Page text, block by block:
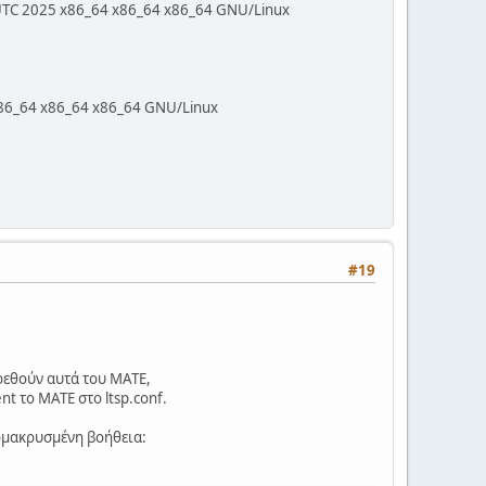
2025 x86_64 x86_64 x86_64 GNU/Linux
x86_64 x86_64 GNU/Linux
#19
αυτά του MATE,
το MATE στο ltsp.conf.
βοήθεια: